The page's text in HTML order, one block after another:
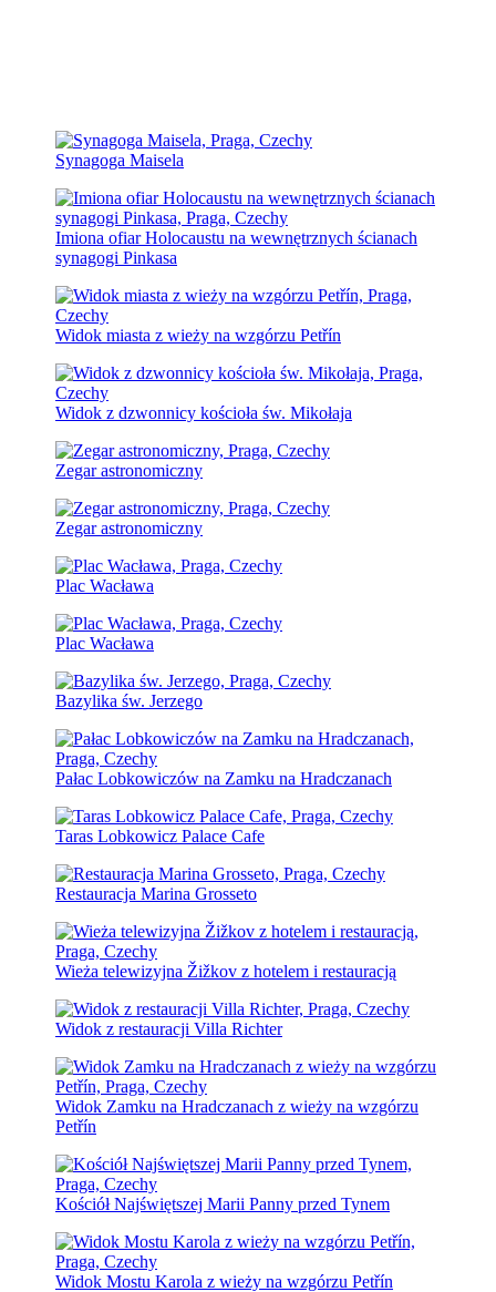
Synagoga Maisela
Imiona ofiar Holocaustu na wewnętrznych ścianach
synagogi Pinkasa
Widok miasta z wieży na wzgórzu Petřín
Widok z dzwonnicy kościoła św. Mikołaja
Zegar astronomiczny
Zegar astronomiczny
Plac Wacława
Plac Wacława
Bazylika św. Jerzego
Pałac Lobkowiczów na Zamku na Hradczanach
Taras Lobkowicz Palace Cafe
Restauracja Marina Grosseto
Wieża telewizyjna Žižkov z hotelem i restauracją
Widok z restauracji Villa Richter
Widok Zamku na Hradczanach z wieży na wzgórzu
Petřín
Kościół Najświętszej Marii Panny przed Tynem
Widok Mostu Karola z wieży na wzgórzu Petřín